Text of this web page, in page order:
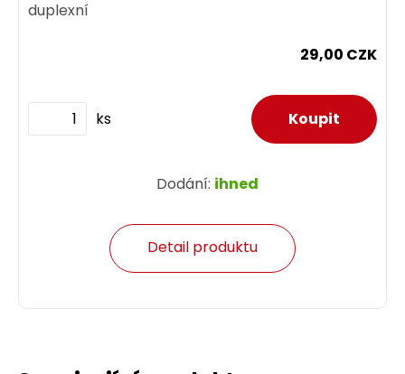
duplexní
29,00 CZK
ks
Dodání: ihned
Detail produktu